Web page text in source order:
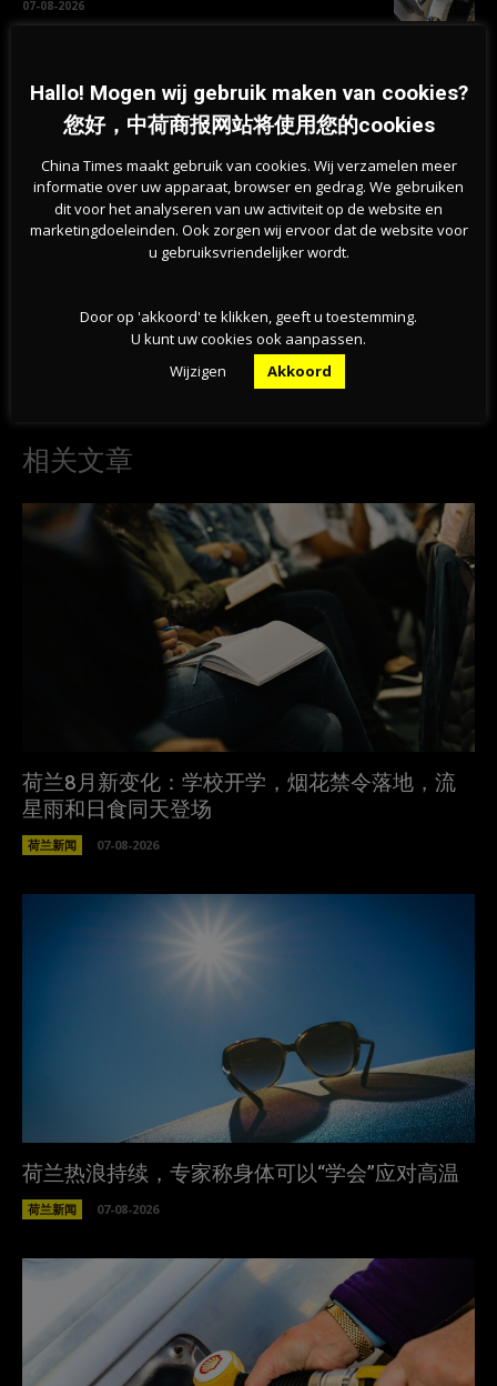
07-08-2026
绝全国统一行动
07-08-2026
热爱AA制？2023年荷兰创造了创
荷兰Texel岛隐藏危险！一周内两
人相继陷入流沙之中
相关文章
荷兰8月新变化：学校开学，烟花禁令落地，流
星雨和日食同天登场
荷兰新闻 07-08-2026
荷兰热浪持续，专家称身体可以“学会”应对高温
荷兰新闻 07-08-2026
Hallo! Mogen wij gebruik maken van cookies?
您好，中荷商报网站将使用您的cookies
China Times maakt gebruik van cookies. Wij verzamelen meer
informatie over uw apparaat, browser en gedrag. We gebruiken
dit voor het analyseren van uw activiteit op de website en
marketingdoeleinden. Ook zorgen wij ervoor dat de website voor
u gebruiksvriendelijker wordt.
Door op 'akkoord' te klikken, geeft u toestemming.
U kunt uw cookies ook aanpassen.
Wijzigen
Akkoord